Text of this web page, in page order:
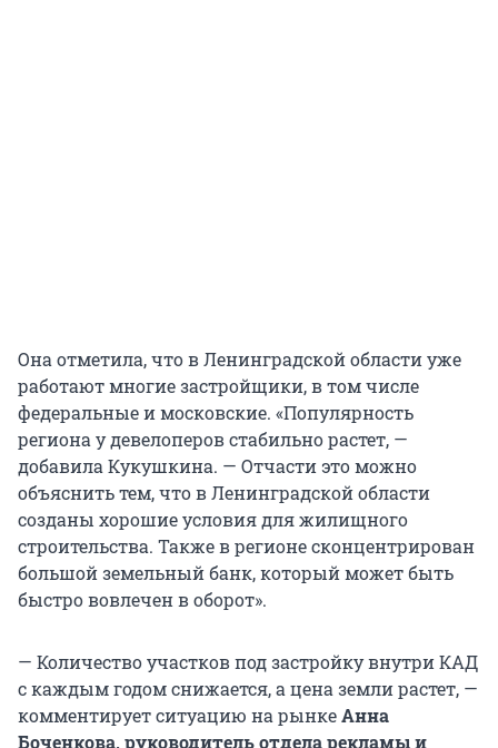
Она отметила, что в Ленинградской области уже
работают многие застройщики, в том числе
федеральные и московские. «Популярность
региона у девелоперов стабильно растет, —
добавила Кукушкина. — Отчасти это можно
объяснить тем, что в Ленинградской области
созданы хорошие условия для жилищного
строительства. Также в регионе сконцентрирован
большой земельный банк, который может быть
быстро вовлечен в оборот».
— Количество участков под застройку внутри КАД
с каждым годом снижается, а цена земли растет, —
комментирует ситуацию на рынкеАнна
Боченкова, руководитель отдела рекламы и